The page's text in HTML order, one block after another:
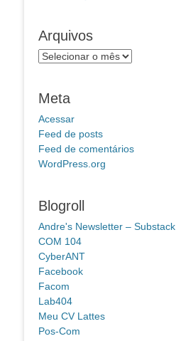
Arquivos
Arquivos
Meta
Acessar
Feed de posts
Feed de comentários
WordPress.org
Blogroll
Andre's Newsletter – Substack
COM 104
CyberANT
Facebook
Facom
Lab404
Meu CV Lattes
Pos-Com